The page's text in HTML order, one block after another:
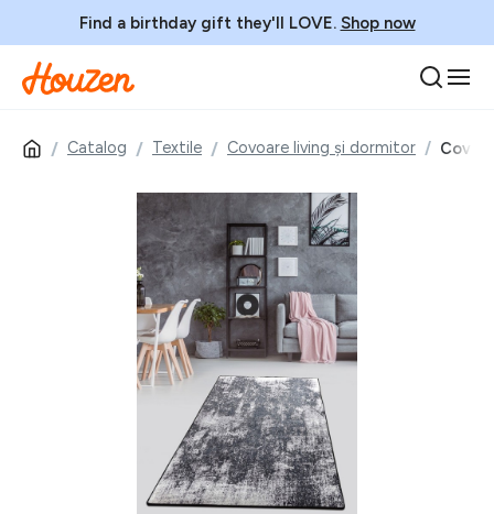
Find a birthday gift they'll LOVE. Shop now
Catalog Textile Covoare living și dormitor